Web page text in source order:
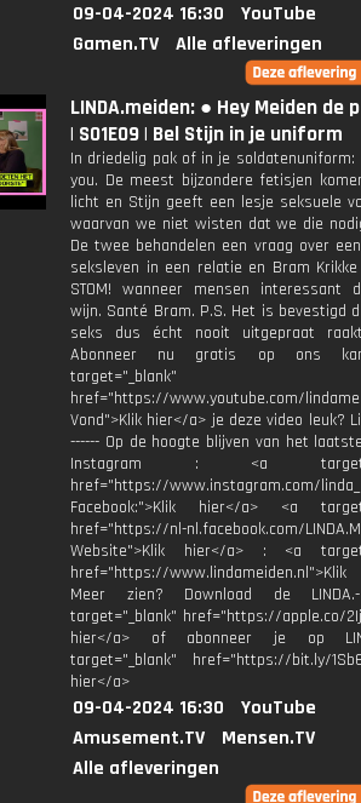
09-04-2024 16:30
YouTube
Gamen.TV
Alle afleveringen
LINDA.meiden: ● Hey Meiden de
| S01E09 | Bel Stijn in je uniform
In driedelig pak of in je soldatenuniform:
you. De meest bijzondere fetisjen
licht en Stijn geeft een lesje seksuele
waarvan we niet wisten dat we die
De twee behandelen een vraag over
seksleven in een relatie en Bram
STOM! wanneer mensen interessant
wijn. Santé Bram. P.S. Het is bevestigd
seks dus écht nooit uitgepraat
Abonneer nu gratis op ons
target="_blank"
href="https://www.youtube.com/
Vond">Klik hier</a> je deze video leuk?
------ Op de hoogte blijven van het
Instagram : <a
href="https://www.instagram.com/
Facebook:">Klik hier</a> <a
href="https://nl-nl.facebook.com/
Website">Klik hier</a> : <a
href="https://
Meer zien? Download de
target="_blank" href="https://apple.co/
hier</a> of abonneer je op
target="_blank" href="https://bit.ly/
hier</a>
09-04-2024 16:30
YouTube
Amusement.TV
Mensen.TV
Alle afleveringen